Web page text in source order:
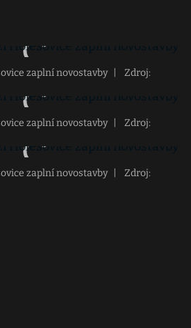
zaplní novostavby
Zdroj:
zaplní novostavby
Zdroj:
zaplní novostavby
Zdroj: